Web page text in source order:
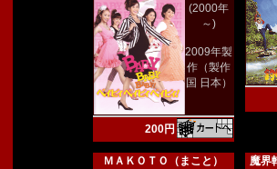
(2000年
～)
2009年製
作（製作
国 日本）
200円
ＭＡＫＯＴＯ（まこと）
魔界